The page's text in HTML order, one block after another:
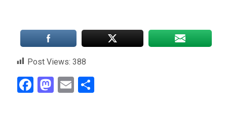
Post Views: 388
Facebook
Mastodon
Email